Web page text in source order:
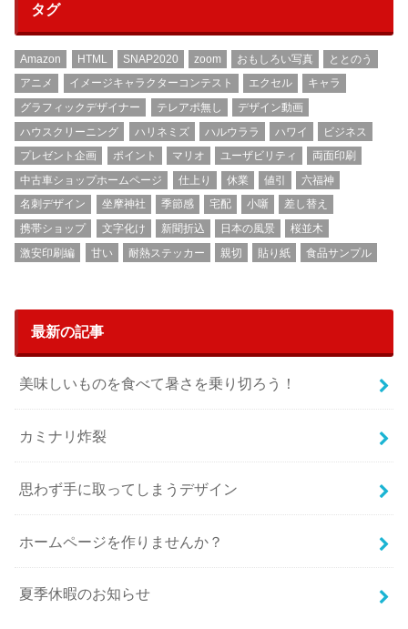
タグ
Amazon HTML SNAP2020 zoom おもしろい写真
ととのう
アニメ
イメージキャラクターコンテスト エクセル
キャラ
グラフィックデザイナー
テレアポ無し
デザイン動画
ハウスクリーニング
ハリネミズ ハルウララ ハワイ
ビジネス
プレゼント企画
ポイント マリオ ユーザビリティ
両面印刷
中古車ショップホームページ
仕上り 休業 値引
六福神
名刺デザイン
坐摩神社 季節感 宅配 小噺
差し替え
携帯ショップ
文字化け 新聞折込 日本の風景
桜並木
激安印刷編
甘い 耐熱ステッカー 親切 貼り紙 食品サンプル
最新の記事
美味しいものを食べて暑さを乗り切ろう！
カミナリ炸裂
思わず手に取ってしまうデザイン
ホームページを作りませんか？
夏季休暇のお知らせ